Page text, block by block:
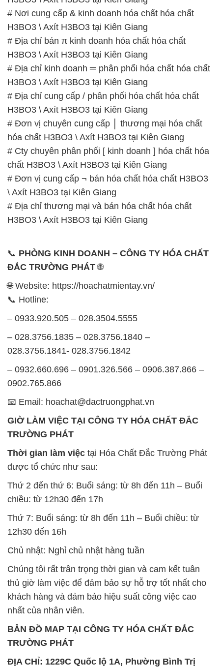
# Nơi cung cấp & kinh doanh hóa chất hóa chất
H3BO3 \ Axít H3BO3 tại Kiên Giang
# Địa chỉ bán π kinh doanh hóa chất hóa chất
H3BO3 \ Axít H3BO3 tại Kiên Giang
# Địa chỉ kinh doanh ═ phân phối hóa chất hóa chất
H3BO3 \ Axít H3BO3 tại Kiên Giang
# Địa chỉ cung cấp / phân phối hóa chất hóa chất
H3BO3 \ Axít H3BO3 tại Kiên Giang
# Đơn vị chuyên cung cấp │ thương mại hóa chất
hóa chất H3BO3 \ Axít H3BO3 tại Kiên Giang
# Cty chuyên phân phối [ kinh doanh ] hóa chất hóa
chất H3BO3 \ Axít H3BO3 tại Kiên Giang
# Đơn vị cung cấp ¬ bán hóa chất hóa chất H3BO3
\ Axít H3BO3 tại Kiên Giang
# Địa chỉ thương mại và bán hóa chất hóa chất
H3BO3 \ Axít H3BO3 tại Kiên Giang
📞 PHÒNG KINH DOANH – CÔNG TY HÓA CHẤT
ĐẮC TRƯỜNG PHÁT🌐
🌐 Website: https://hoachatmientay.vn/
📞 Hotline:
– 0933.920.505 – 028.3504.5555
– 028.3756.1835 – 028.3756.1840 –
028.3756.1841- 028.3756.1842
– 0932.660.696 – 0901.326.566 – 0906.387.866 –
0902.765.866
📧 Email: hoachat@dactruongphat.vn
GIỜ LÀM VIỆC TẠI CÔNG TY HÓA CHẤT ĐẮC
TRƯỜNG PHÁT
Thời gian làm việc tại Hóa Chất Đắc Trường Phát
được tổ chức như sau:
Thứ 2 đến thứ 6: Buổi sáng: từ 8h đến 11h – Buổi
chiều: từ 12h30 đến 17h
Thứ 7: Buổi sáng: từ 8h đến 11h – Buổi chiều: từ
12h30 đến 16h
Chủ nhật: Nghỉ chủ nhật hàng tuần
Chúng tôi rất trân trọng thời gian và cam kết tuân
thủ giờ làm việc để đảm bảo sự hỗ trợ tốt nhất cho
khách hàng và đảm bảo hiệu suất công việc cao
nhất của nhân viên.
BẢN ĐỒ MAP TẠI CÔNG TY HÓA CHẤT ĐẮC
TRƯỜNG PHÁT
ĐỊA CHỈ: 1229C Quốc lộ 1A, Phường Bình Trị